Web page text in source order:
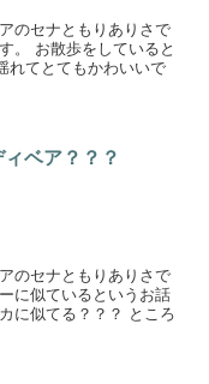
のセナともりありさで
。 お散歩をしていると
れてとてもかわいいで
ベア？？？
のセナともりありさで
に似ているというお話
に似てる？？？ ところ